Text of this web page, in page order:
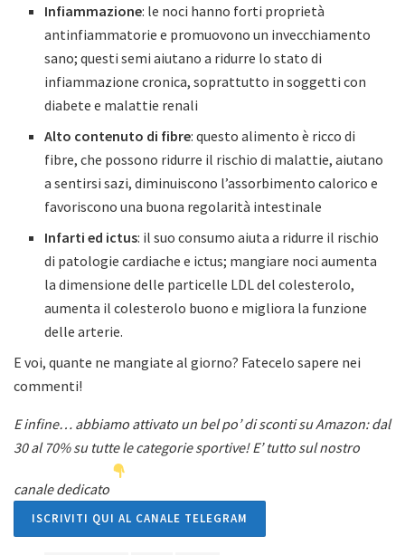
Infiammazione: le noci hanno forti proprietà
antinfiammatorie e promuovono un invecchiamento
sano; questi semi aiutano a ridurre lo stato di
infiammazione cronica, soprattutto in soggetti con
diabete e malattie renali
Alto contenuto di fibre: questo alimento è ricco di
fibre, che possono ridurre il rischio di malattie, aiutano
a sentirsi sazi, diminuiscono l’assorbimento calorico e
favoriscono una buona regolarità intestinale
Infarti ed ictus: il suo consumo aiuta a ridurre il rischio
di patologie cardiache e ictus; mangiare noci aumenta
la dimensione delle particelle LDL del colesterolo,
aumenta il colesterolo buono e migliora la funzione
delle arterie.
E voi, quante ne mangiate al giorno? Fatecelo sapere nei
commenti!
E infine… abbiamo attivato un bel po’ di sconti su Amazon: dal
30 al 70% su tutte le categorie sportive! E’ tutto sul nostro
canale dedicato
ISCRIVITI QUI AL CANALE TELEGRAM